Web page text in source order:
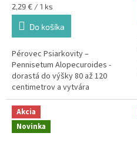
Jednotková
cena:
2,29 € / 1 ks
Do košíka
Pérovec Psiarkovity –
Pennisetum Alopecuroides -
dorastá do výšky 80 až 120
centimetrov a vytvára
kompaktné trsy. Táto okrasná
tráva má úzke, mierne
zakrivené, sivozelené listy.
Rastlinu je najlepšie umiestniť
Akcia
Novinka